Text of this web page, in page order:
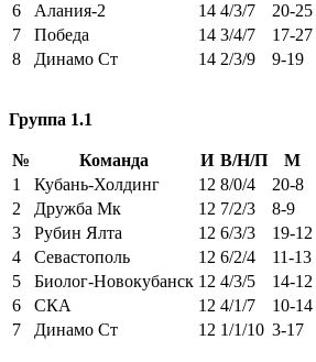
6
Алания-2 14 4/3/7 20-25
7
Победа 14 3/4/7 17-27
8
Динамо Ст 14 2/3/9 9-19
Группа 1.1
№ Команда И В/Н/П М
1
Кубань-Холдинг 12 8/0/4 20-8
2
Дружба Мк 12 7/2/3 8-9
3
Рубин Ялта 12 6/3/3 19-12
4
Севастополь 12 6/2/4 11-13
5
Биолог-Новокубанск 12 4/3/5 14-12
6
СКА 12 4/1/7 10-14
7
Динамо Ст 12 1/1/10 3-17